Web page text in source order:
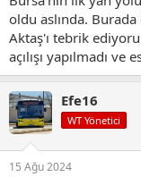
oldu aslında.
Aktaş'ı tebrik
açılışı yapılmadı ve
Efe16
WT Yönetici
15 Ağu 2024